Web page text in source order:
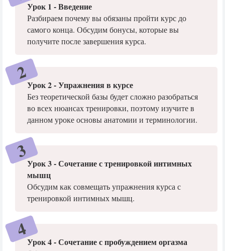
Урок 1 - Введение
Разбираем почему вы обязаны пройти курс до
самого конца. Обсудим бонусы, которые вы
получите после завершения курса.
Урок 2 - Упражнения в курсе
Без теоретической базы будет сложно разобраться
во всех нюансах тренировки, поэтому изучите в
данном уроке основы анатомии и терминологии.
Урок 3 - Сочетание с тренировкой интимных
мышц
Обсудим как совмещать упражнения курса с
тренировкой интимных мышц.
Урок 4 - Сочетание с пробуждением оргазма